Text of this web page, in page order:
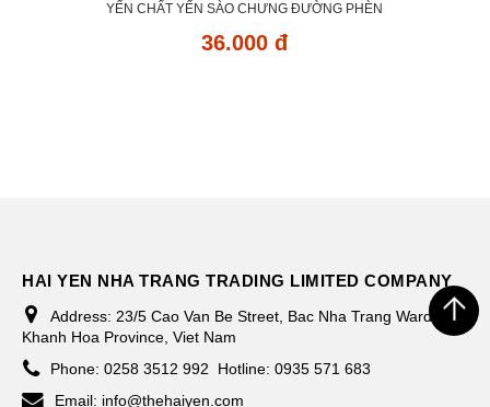
YẾN CHẤT YẾN SÀO CHƯNG ĐƯỜNG PHÈN
36.000 đ
HAI YEN NHA TRANG TRADING LIMITED COMPANY
Address: 23/5 Cao Van Be Street, Bac Nha Trang Ward,
Khanh Hoa Province, Viet Nam
Phone: 0258 3512 992
Hotline: 0935 571 683
Email: info@thehaiyen.com